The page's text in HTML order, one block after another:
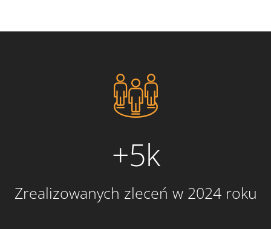
+5k
Zrealizowanych zleceń w 2024 roku